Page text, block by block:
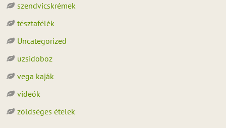
szendvicskrémek
tésztafélék
Uncategorized
uzsidoboz
vega kaják
videók
zöldséges ételek